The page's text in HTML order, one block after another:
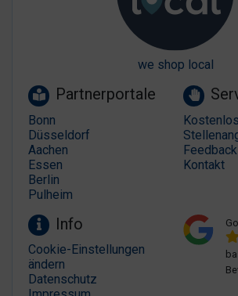
we shop local
Partnerportale
Bonn
Düsseldorf
Aachen
Essen
Berlin
Pulheim
Feedback
Kontakt
Info
Cookie-Einstellungen
ändern
Datenschutz